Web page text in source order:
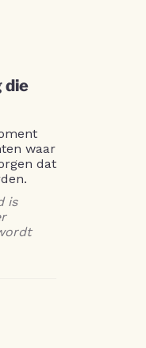
die
waar
dat
is